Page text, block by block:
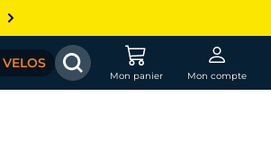
Mon panier Mon compte